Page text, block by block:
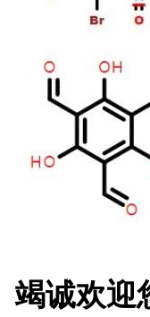
竭诚欢迎